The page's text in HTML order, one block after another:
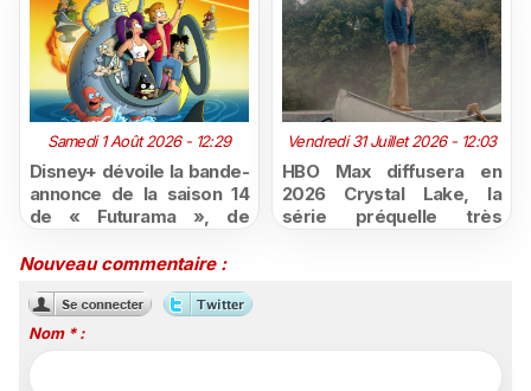
Samedi 1 Août 2026 - 12:29
Disney+ dévoile la bande-
annonce de la saison 14
de « Futurama », de
Vendredi 31 Juillet 2026 - 12:03
HBO Max diffusera en
2026 Crystal Lake, la
série préquelle très
Nouveau commentaire :
Nom * :